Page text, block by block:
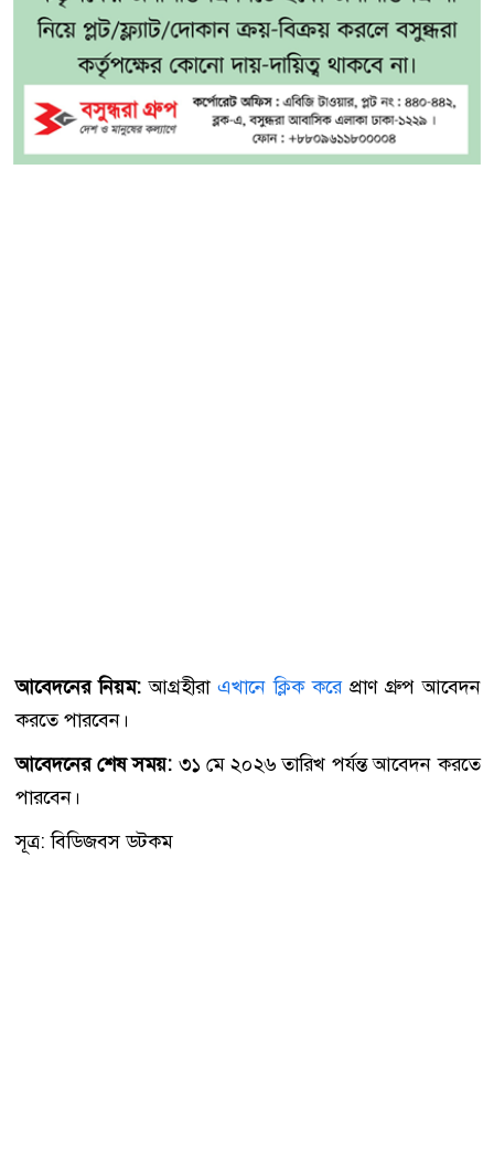
আবেদনের নিয়ম: আগ্রহীরা এখানে ক্লিক করেপ্রাণ গ্রুপ আবেদন
করতে পারবেন।
আবেদনের শেষ সময়: ৩১ মে ২০২৬ তারিখ পর্যন্ত আবেদন করতে
পারবেন।
সূত্র: বিডিজবস ডটকম